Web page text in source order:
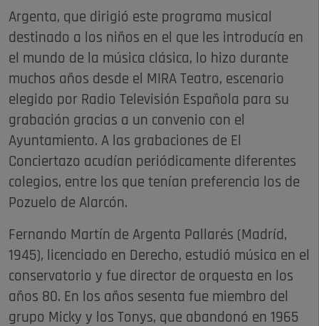
Argenta, que dirigió este programa musical
destinado a los niños en el que les introducía en
el mundo de la música clásica, lo hizo durante
muchos años desde el MIRA Teatro, escenario
elegido por Radio Televisión Española para su
grabación gracias a un convenio con el
Ayuntamiento. A las grabaciones de El
Conciertazo acudían periódicamente diferentes
colegios, entre los que tenían preferencia los de
Pozuelo de Alarcón.
Fernando Martín de Argenta Pallarés (Madríd,
1945), licenciado en Derecho, estudió música en el
conservatorio y fue director de orquesta en los
años 80. En los años sesenta fue miembro del
grupo Micky y los Tonys, que abandonó en 1965